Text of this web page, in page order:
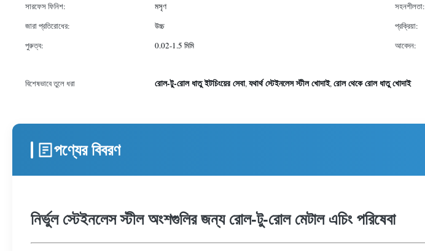
সারফেস ফিনিশ:
মসৃণ সহনশীলতা:
জারা প্রতিরোধের:
উচ্চ প্রক্রিয়া:
পুরুত্ব:
0.02-1.5 মিমি আবেদন:
বিশেষভাবে তুলে ধরা
রোল-টু-রোল ধাতু ইটচিংয়ের সেবা,যথার্থ স্টেইনলেস স্টীল খোদাই,রোল থেকে রোল ধাতু খোদাই
পণ্যের বিবরণ
নির্ভুল স্টেইনলেস স্টীল অংশগুলির জন্য রোল-টু-রোল মেটাল এচিং পরিষেবা